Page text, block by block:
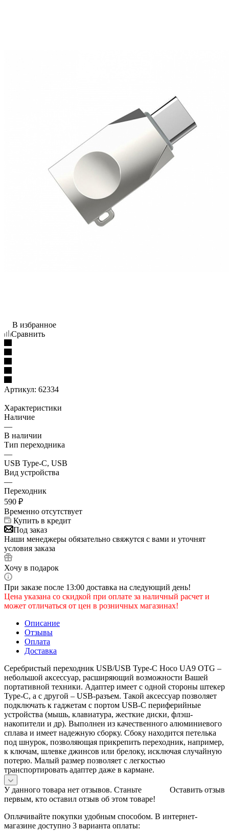
В избранное
Сравнить
Артикул: 62334
Характеристики
Наличие
—
В наличии
Тип переходника
—
USB Type-C, USB
Вид устройства
—
Переходник
590 ₽
Временно отсутствует
Купить в кредит
Под заказ
Наши менеджеры обязательно свяжутся с вами и уточнят
условия заказа
Хочу в подарок
При заказе после 13:00 доставка на следующий день!
Цена указана со скидкой при оплате за наличный расчет и
может отличаться от цен в розничных магазинах!
Описание
Отзывы
Оплата
Доставка
Серебристый переходник USB/USB Type-C Hoco UA9 OTG –
небольшой аксессуар, расширяющий возможности Вашей
портативной техники. Адаптер имеет с одной стороны штекер
Type-C, а с другой – USB-разъем. Такой аксессуар позволяет
подключать к гаджетам с портом USB-C периферийные
устройства (мышь, клавиатура, жесткие диски, флэш-
накопители и др). Выполнен из качественного алюминиевого
сплава и имеет надежную сборку. Сбоку находится петелька
под шнурок, позволяющая прикрепить переходник, например,
к ключам, шлевке джинсов или брелоку, исключая случайную
потерю. Малый размер позволяет с легкостью
транспортировать адаптер даже в кармане.
Оставить отзыв
У данного товара нет отзывов. Станьте
первым, кто оставил отзыв об этом товаре!
Оплачивайте покупки удобным способом. В интернет-
магазине доступно 3 варианта оплаты: